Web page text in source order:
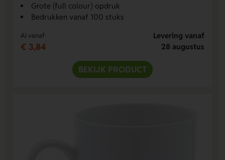
Grote (full colour) opdruk
Bedrukken vanaf 100 stuks
Al vanaf
€ 3,84
Levering vanaf
28 augustus
BEKIJK PRODUCT